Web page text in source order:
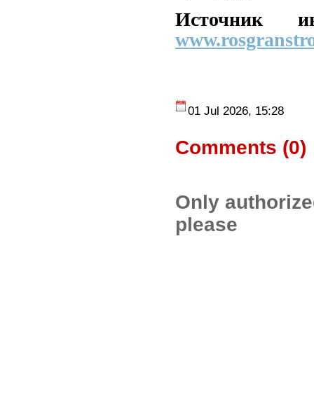
Источник
01 Jul 2026, 15:28
Comments (0)
Only
please